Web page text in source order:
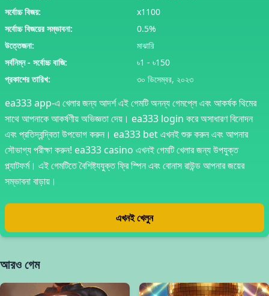
সর্বোচ্চ বিজয়:
x1100
সর্বোচ্চ বিজয়ের সম্ভাবনা:
0.5%
উত্তেজনা:
মাঝারি
সর্বনিম্ন - সর্বোচ্চ বাজি:
৳1 - ৳150
প্রকাশের তারিখ:
৩০ ডিসেম্বর, ২০২৩
ea333 app-এ খেলার জন্য আদর্শ এই গেমটি অনন্য গেমপ্লে এবং আকর্ষক থিমের
সাথে আপনাকে আকর্ষণীয় অভিজ্ঞতা দেয়। ea333 login করে অসাধারণ বিনোদন
এবং প্রতিদ্বন্দ্বিতা উপভোগ করুন। ea333 bet এখনই শুরু করুন এবং আপনার
সৌভাগ্য পরীক্ষা করুন! ea333 casino এখনই গেমটি খেলার জন্য উপযুক্ত
প্ল্যাটফর্ম। এই গেমটিতে বৈশিষ্ট্যযুক্ত ফ্রি স্পিন এবং বোনাস রাউন্ড আপনার জয়ের
সম্ভাবনা বাড়ায়।
এখনই খেলুন
আরও গেম